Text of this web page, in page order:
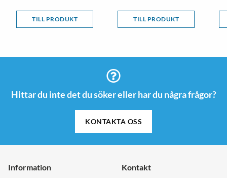
TILL PRODUKT TILL PRODUKT
Hittar du inte det du söker eller har du några frågor?
KONTAKTA OSS
Information
Kontakt